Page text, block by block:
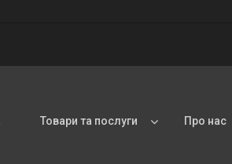
Товари та послуги Про нас